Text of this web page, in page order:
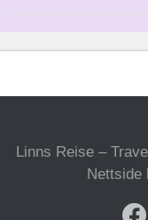
Linns Reise –
Nettside